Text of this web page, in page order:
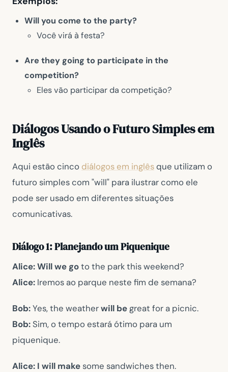
Will you come to the party?
Você virá à festa?
Are they going to participate in the
competition?
Eles vão participar da competição?
Diálogos Usando o Futuro Simples em
Inglês
Aqui estão cinco diálogos em inglêsque utilizam o
futuro simples com "will" para ilustrar como ele
pode ser usado em diferentes situações
comunicativas.
Diálogo 1: Planejando um Piquenique
Alice:Will we goto the park this weekend?
Alice: Iremos ao parque neste fim de semana?
Bob:Yes, the weatherwill begreat for a picnic.
Bob: Sim, o tempo estará ótimo para um
piquenique.
Alice: I will makesome sandwiches then.